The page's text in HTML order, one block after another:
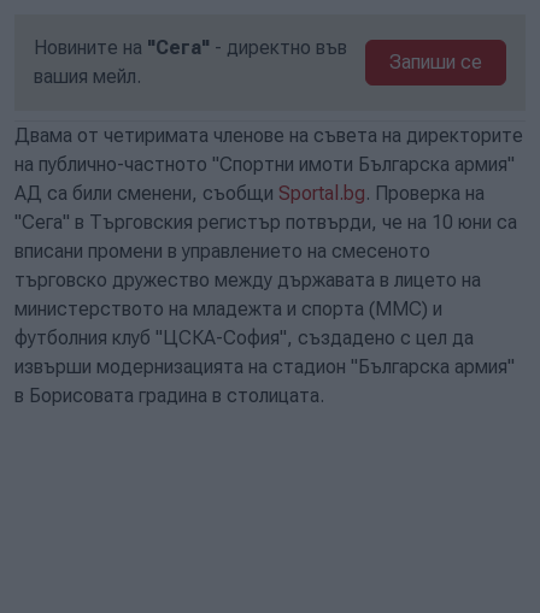
Новините на "Сега" - директно във
вашия мейл.
Запиши се
Двама от четиримата членове на съвета на директорите
на публично-частното "Спортни имоти Българска армия"
АД са били сменени, съобщи Sportal.bg. Проверка на
"Сега" в Търговския регистър потвърди, че на 10 юни са
вписани промени в управлението на смесеното
търговско дружество между държавата в лицето на
министерството на младежта и спорта (ММС) и
футболния клуб "ЦСКА-София", създадено с цел да
извърши модернизацията на стадион "Българска армия"
в Борисовата градина в столицата.